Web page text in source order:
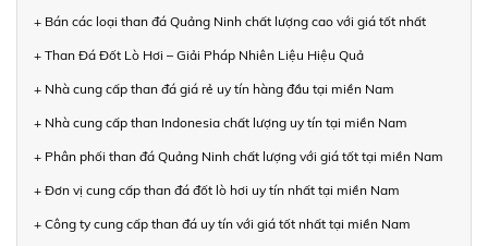
+ Bán các loại than đá Quảng Ninh chất lượng cao với giá tốt nhất
+ Than Đá Đốt Lò Hơi – Giải Pháp Nhiên Liệu Hiệu Quả
+ Nhà cung cấp than đá giá rẻ uy tín hàng đầu tại miền Nam
+ Nhà cung cấp than Indonesia chất lượng uy tín tại miền Nam
+ Phân phối than đá Quảng Ninh chất lượng với giá tốt tại miền Nam
+ Đơn vị cung cấp than đá đốt lò hơi uy tín nhất tại miền Nam
+ Công ty cung cấp than đá uy tín với giá tốt nhất tại miền Nam